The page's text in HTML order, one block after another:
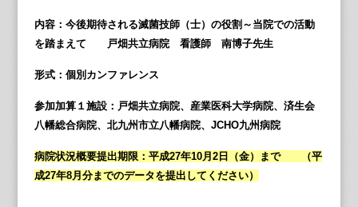
内容：今後期待される滅菌技師（士）の役割～当院での活動
を踏まえて 戸畑共立病院 看護師 南博子先生
形式：個別カンファレンス
参加加算１施設：戸畑共立病院、産業医科大学病院、済生会
八幡総合病院、北九州市立八幡病院、JCHO九州病院
病院状況概要提出期限：平成27年10月2日（金）まで （平
成27年8月分までのデータを提出してください）